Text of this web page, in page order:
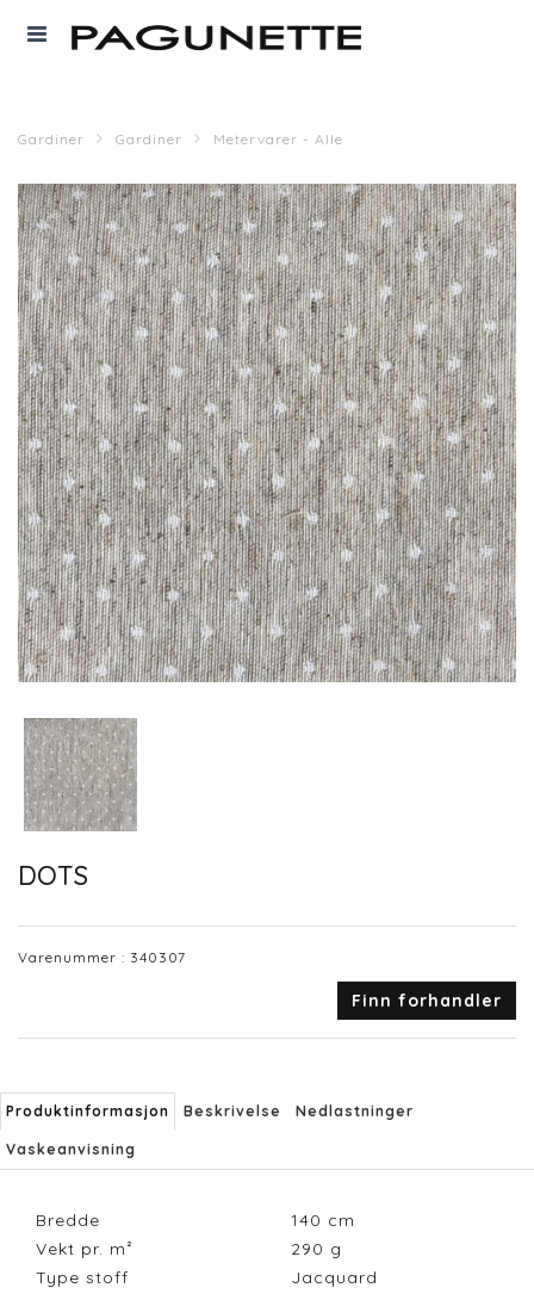
Gardiner Gardiner Metervarer - Alle
DOTS
Varenummer : 340307
Finn forhandler
Produktinformasjon Beskrivelse Nedlastninger
Vaskeanvisning
Bredde 140 cm
Vekt pr. m²
290 g
Type stoff
Jacquard